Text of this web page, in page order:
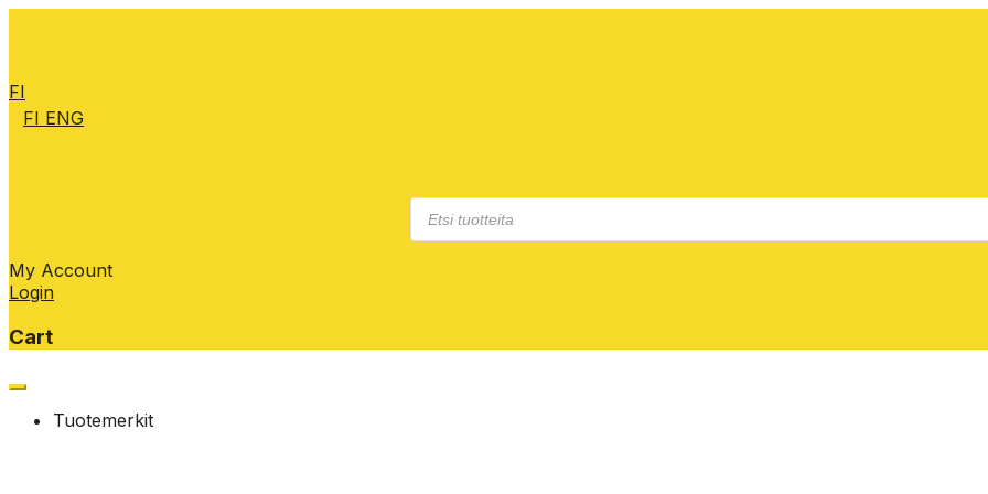
FI
FI ENG
Products
search
My Account
Login
Cart
Skip
contentTuotemerkit